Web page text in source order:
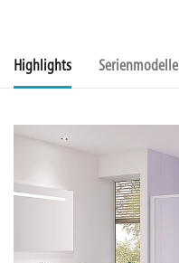
Highlights Serienmodelle